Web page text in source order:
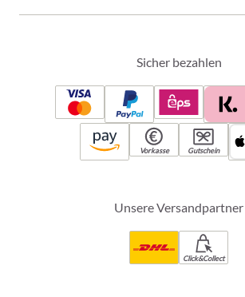
Sicher bezahlen
Vorkasse Gutschein
Unsere Versandpartner
Click&Collect